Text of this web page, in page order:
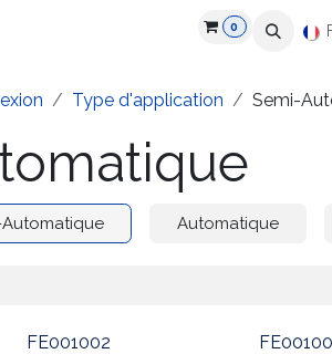
Recrutement Ressources
0
Type d'application Semi-
Automatique Automatique
FE001002